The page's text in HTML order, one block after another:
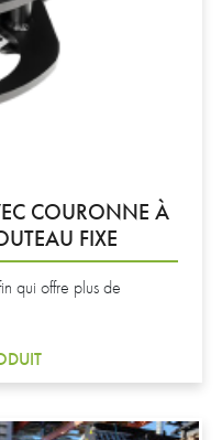
COURONNE À
FIXE
qui offre plus de